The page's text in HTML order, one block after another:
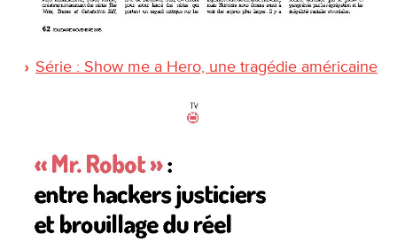
Série : Show me a Hero, une tragédie américaine